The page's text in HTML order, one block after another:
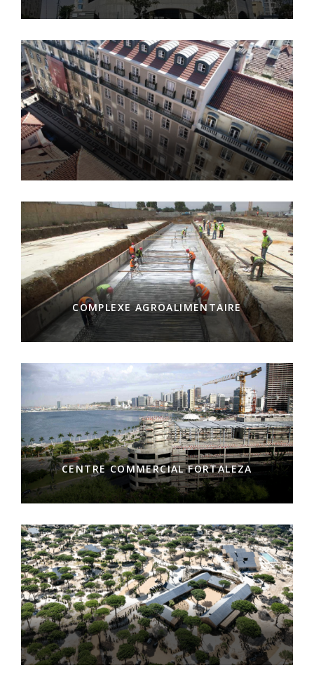
COMPLEXE AGROALIMENTAIRE
CENTRE COMMERCIAL FORTALEZA